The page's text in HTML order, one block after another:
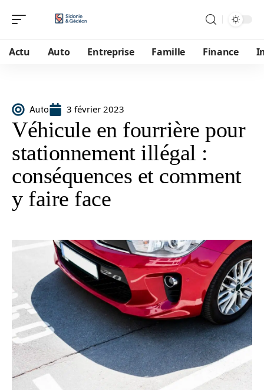
Actu Auto Entreprise Famille Finance
Auto 3 février 2023
Véhicule en fourrière pour
stationnement illégal :
conséquences et comment
y faire face